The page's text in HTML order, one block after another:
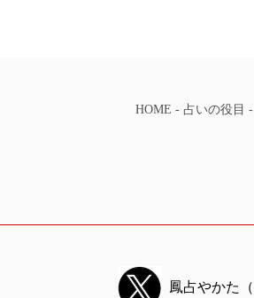
HOME - 占いの役目 -
鳳占やかた（